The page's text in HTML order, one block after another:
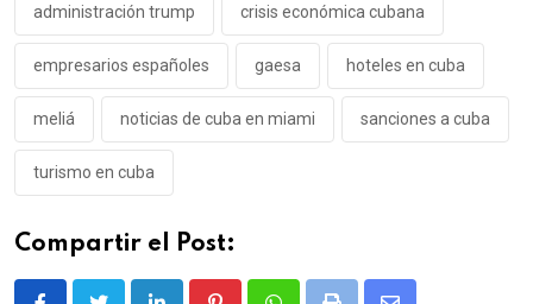
administración trump crisis económica cubana
empresarios españoles gaesa hoteles en cuba
meliá noticias de cuba en miami sanciones a cuba
turismo en cuba
Compartir el Post: